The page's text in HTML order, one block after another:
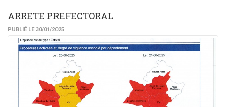
ARRETE PREFECTORAL
PUBLIÉ LE 30/01/2025